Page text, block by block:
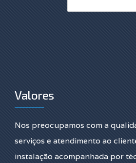
Valores
Nos preocupamos com a
serviços e atendimento ao
instalação acompanhada por